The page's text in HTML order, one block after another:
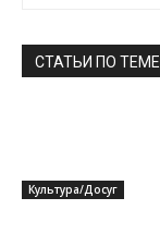
СТАТЬИ ПО ТЕМЕ
Культура/Досуг